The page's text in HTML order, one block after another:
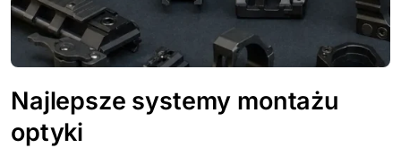
Najlepsze systemy montażu
optyki